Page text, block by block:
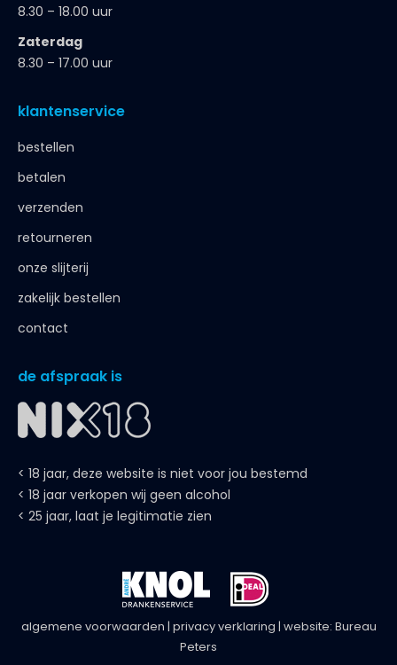
8.30 – 18.00 uur
Zaterdag
8.30 – 17.00 uur
klantenservice
bestellen
betalen
verzenden
retourneren
onze slijterij
zakelijk bestellen
contact
de afspraak is
< 18 jaar, deze website is niet voor jou bestemd
< 18 jaar verkopen wij geen alcohol
< 25 jaar, laat je legitimatie zien
algemene voorwaarden | privacy verklaring | website: Bureau
Peters